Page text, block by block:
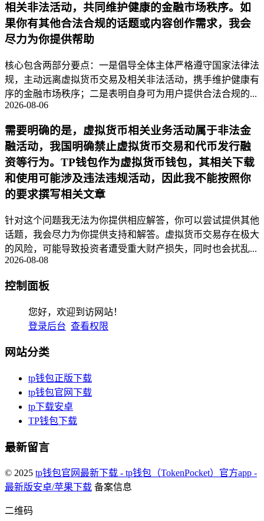
相关非法活动，共同维护健康的金融市场秩序。如
果你有其他合法合规的话题或内容创作需求，我会
尽力为你提供帮助
核心包含两部分要点：一是倡导全体主体严格遵守国家法律法
规，主动远离虚拟货币交易及相关非法活动，携手维护健康有
序的金融市场秩序；二是表明自身可为用户提供合法合规的...
2026-08-06
需要明确的是，虚拟货币相关业务活动属于非法金
融活动，我国明确禁止虚拟货币交易和代币发行融
资等行为。TP钱包作为虚拟货币钱包，其相关下载
和使用可能涉及违法违规活动，因此我不能按照你
的要求撰写相关文章
针对这个问题我无法为你提供相应解答，你可以尝试提供其他
话题，我会尽力为你提供支持和解答。虚拟货币交易存在极大
的风险，可能导致投资者遭受重大财产损失，同时也会扰乱...
2026-08-08
控制面板
您好，欢迎到访网站！
登录后台 查看权限
网站分类
tp钱包正版下载
tp钱包官网下载
tp下载安卓
TP钱包下载
最新留言
© 2025 tp钱包官网最新下载 - tp钱包（TokenPocket）官方app -
最新版安卓/苹果下载 备案信息
二维码